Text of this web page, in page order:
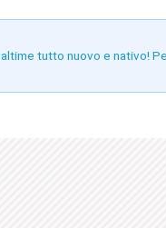
tutto nuovo e nativo!